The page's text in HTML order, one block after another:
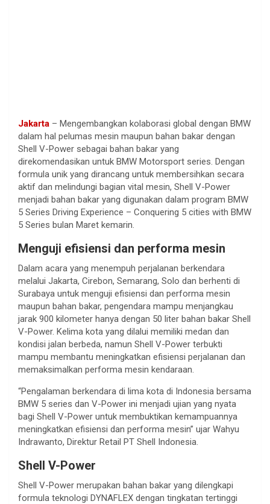
Jakarta – Mengembangkan kolaborasi global dengan BMW
dalam hal pelumas mesin maupun bahan bakar dengan
Shell V-Power sebagai bahan bakar yang
direkomendasikan untuk BMW Motorsport series. Dengan
formula unik yang dirancang untuk membersihkan secara
aktif dan melindungi bagian vital mesin, Shell V-Power
menjadi bahan bakar yang digunakan dalam program BMW
5 Series Driving Experience – Conquering 5 cities with BMW
5 Series bulan Maret kemarin.
Menguji efisiensi dan performa mesin
Dalam acara yang menempuh perjalanan berkendara
melalui Jakarta, Cirebon, Semarang, Solo dan berhenti di
Surabaya untuk menguji efisiensi dan performa mesin
maupun bahan bakar, pengendara mampu menjangkau
jarak 900 kilometer hanya dengan 50 liter bahan bakar Shell
V-Power. Kelima kota yang dilalui memiliki medan dan
kondisi jalan berbeda, namun Shell V-Power terbukti
mampu membantu meningkatkan efisiensi perjalanan dan
memaksimalkan performa mesin kendaraan.
“Pengalaman berkendara di lima kota di Indonesia bersama
BMW 5 series dan V-Power ini menjadi ujian yang nyata
bagi Shell V-Power untuk membuktikan kemampuannya
meningkatkan efisiensi dan performa mesin” ujar Wahyu
Indrawanto, Direktur Retail PT Shell Indonesia.
Shell V-Power
Shell V-Power merupakan bahan bakar yang dilengkapi
formula teknologi DYNAFLEX dengan tingkatan tertinggi